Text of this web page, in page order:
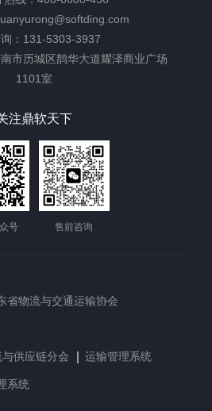
：131-5303-3937
市历城区鹊华大道耀泽商业广场
1101室
注鼎软天下
号 售前咨询
省物流与交通运输协会
供应链分会 运输管理系统
系统